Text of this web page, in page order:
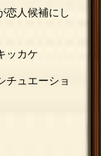
人候補にし
ッカケ
チュエーショ